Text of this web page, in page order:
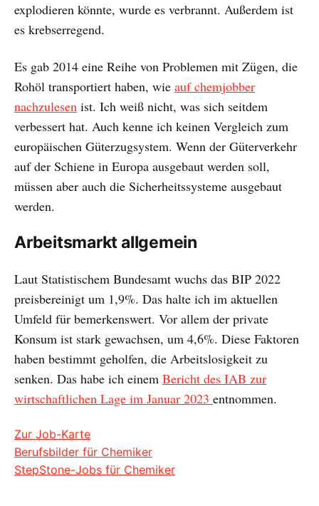
explodieren könnte, wurde es verbrannt. Außerdem ist
es krebserregend.
Es gab 2014 eine Reihe von Problemen mit Zügen, die
Rohöl transportiert haben, wie auf chemjobber
nachzulesen ist. Ich weiß nicht, was sich seitdem
verbessert hat. Auch kenne ich keinen Vergleich zum
europäischen Güterzugsystem. Wenn der Güterverkehr
auf der Schiene in Europa ausgebaut werden soll,
müssen aber auch die Sicherheitssysteme ausgebaut
werden.
Arbeitsmarkt allgemein
Laut Statistischem Bundesamt wuchs das BIP 2022
preisbereinigt um 1,9%. Das halte ich im aktuellen
Umfeld für bemerkenswert. Vor allem der private
Konsum ist stark gewachsen, um 4,6%. Diese Faktoren
haben bestimmt geholfen, die Arbeitslosigkeit zu
senken. Das habe ich einem Bericht des IAB zur
wirtschaftlichen Lage im Januar 2023 entnommen.
Zur Job-Karte
Berufsbilder für Chemiker
StepStone-Jobs für Chemiker